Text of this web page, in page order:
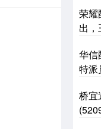
荣耀
出
华信
特派
桥宜